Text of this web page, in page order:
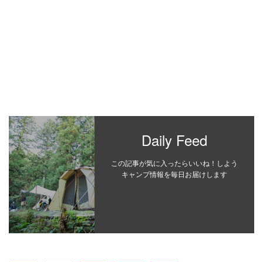
Daily Feed
この記事が気に入ったらいいね！しよう
キャンプ情報を毎日お届けします